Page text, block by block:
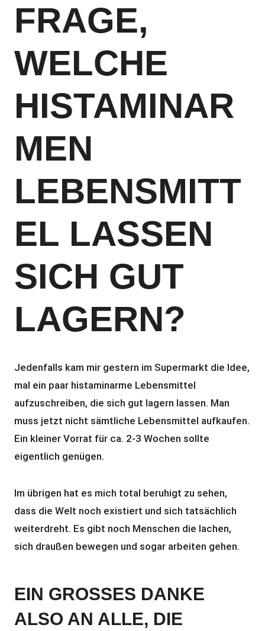
FRAGE,
WELCHE
HISTAMINAR
MEN
LEBENSMITT
EL LASSEN
SICH GUT
LAGERN?
Jedenfalls kam mir gestern im Supermarkt die Idee,
mal ein paar histaminarme Lebensmittel
aufzuschreiben, die sich gut lagern lassen. Man
muss jetzt nicht sämtliche Lebensmittel aufkaufen.
Ein kleiner Vorrat für ca. 2-3 Wochen sollte
eigentlich genügen.
Im übrigen hat es mich total beruhigt zu sehen,
dass die Welt noch existiert und sich tatsächlich
weiterdreht. Es gibt noch Menschen die lachen,
sich draußen bewegen und sogar arbeiten gehen.
EIN GROSSES DANKE
ALSO AN ALLE, DIE